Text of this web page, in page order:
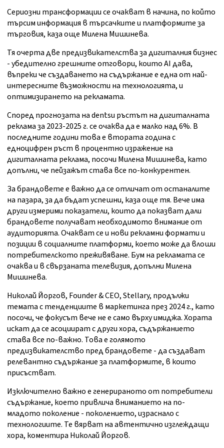
Сериозни трансформации се очакват в начина, по който
търсим информация в търсачките и платформите за
търговия, каза още Милена Мишинева.
Тя очерта две предизвикателства за дигиталния бизнес
- убедително грешните отговори, които AI дава,
въпреки че създаването на съдържание е една от най-
интересните възможности на технологията, и
оптимизирането на рекламата.
Според прогнозата на dentsu ръстът на дигиталната
реклама за 2023-2025 г. се очаква да е малко над 6%. В
последните години това е втората година с
едноцифрен ръст в процентно изражение на
дигиталната реклама, посочи Милена Мишинева, като
допълни, че пейзажът става все по-конкурентен.
За брандовете е важно да се отличат от останалите
на пазара, за да бъдат успешни, каза още тя. Вече има
други измерими показатели, които да показват дали
брандовете получават необходимото внимание от
аудиторията. Очакват се и нови рекламни формати и
позиции в социалните платформи, което може да влоши
потребителското преживяване. Бум на рекламата се
очаква и в свързаната телевизия, допълни Милена
Мишинева.
Николай Йоргов, Founder & CEO, Stellary, продължи
темата с тенденциите в маркетинга през 2024 г., като
посочи, че фокусът вече не е само върху имиджа. Хората
искат да се асоциират с други хора, съдържанието
става все по-важно. Това е голямото
предизвикателство пред брандовете - да създават
релевантно съдържание за платформите, в които
присъстват.
Изключително важно е генерираното от потребители
съдържание, което привлича вниманието на по-
младото поколение - поколението, израснало с
технологиите. Те вярват на автентично изглеждащи
хора, коментира Николай Йоргов.